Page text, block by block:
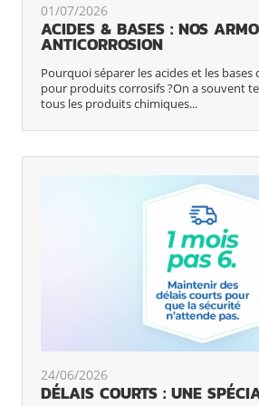
01/07/2026
ACIDES & BASES : NOS
ANTICORROSION
Pourquoi séparer les acides et les
pour produits corrosifs ?On a souvent
tous les produits chimiques...
24/06/2026
DÉLAIS COURTS : UNE